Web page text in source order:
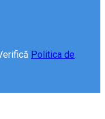
Politica de